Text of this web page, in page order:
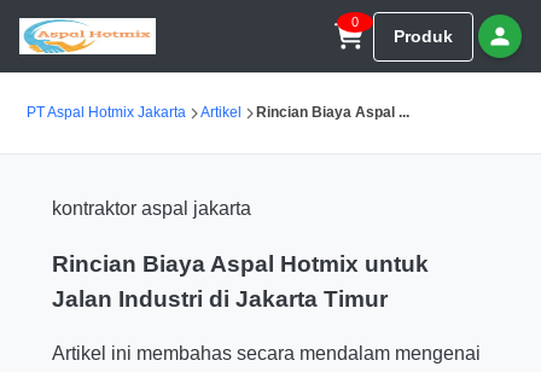
0
Produk
PT Aspal Hotmix Jakarta Artikel Rincian Biaya Aspal ...
kontraktor aspal jakarta
Rincian Biaya Aspal Hotmix untuk
Jalan Industri di Jakarta Timur
Artikel ini membahas secara mendalam mengenai